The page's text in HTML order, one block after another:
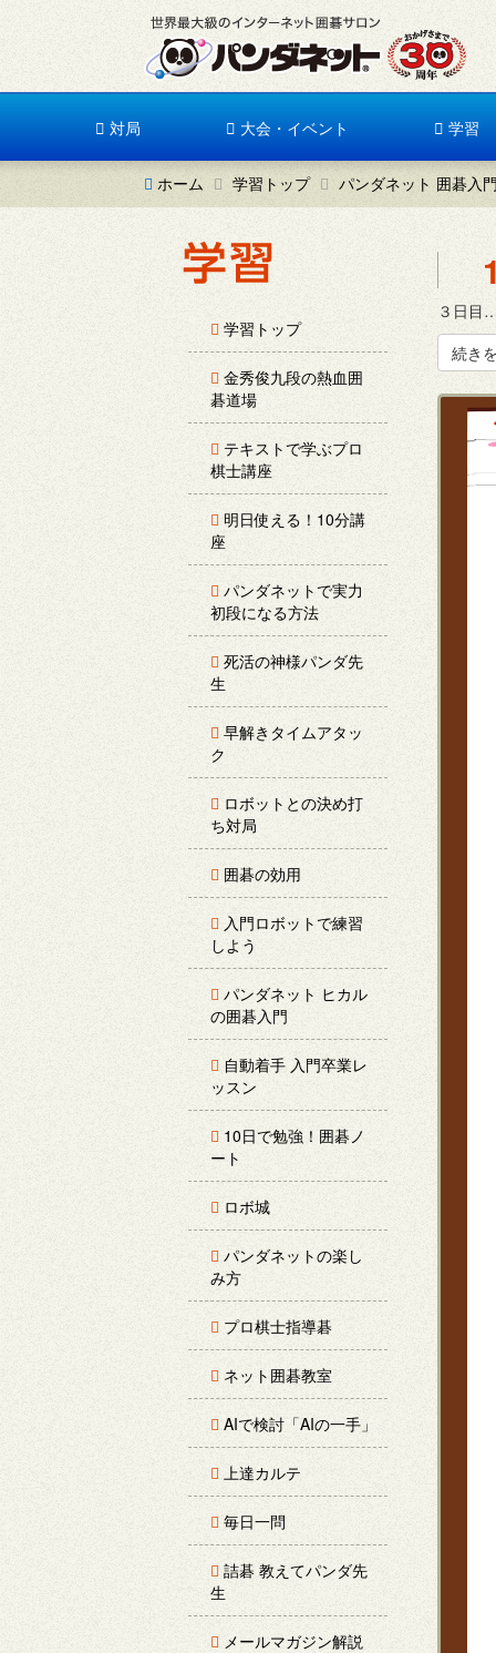
対局 大会・イベント 学習
ホーム 学習トップ パンダネット 囲碁入
学習トップ
金秀俊九段の熱血囲
碁道場
テキストで学ぶプロ
棋士講座
明日使える！10分講
座
パンダネットで実力
初段になる方法
死活の神様パンダ先
生
早解きタイムアタッ
ク
ロボットとの決め打
ち対局
囲碁の効用
入門ロボットで練習
しよう
パンダネット ヒカル
の囲碁入門
自動着手 入門卒業レ
ッスン
10日で勉強！囲碁ノ
ート
ロボ城
パンダネットの楽し
み方
プロ棋士指導碁
ネット囲碁教室
AIで検討「AIの一手」
上達カルテ
毎日一問
詰碁 教えてパンダ先
生
メールマガジン解説
３日目
続き